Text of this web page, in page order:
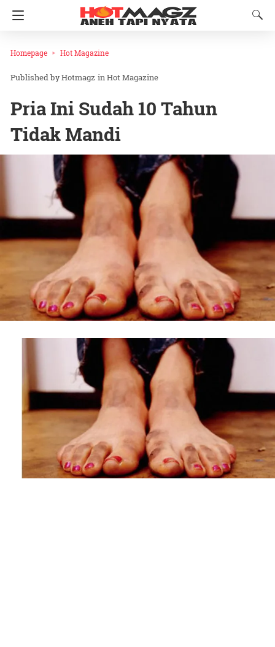
Homepage Hot Magazine
Hotmagz inHot Magazine
Pria Ini Sudah 10 Tahun
Tidak Mandi